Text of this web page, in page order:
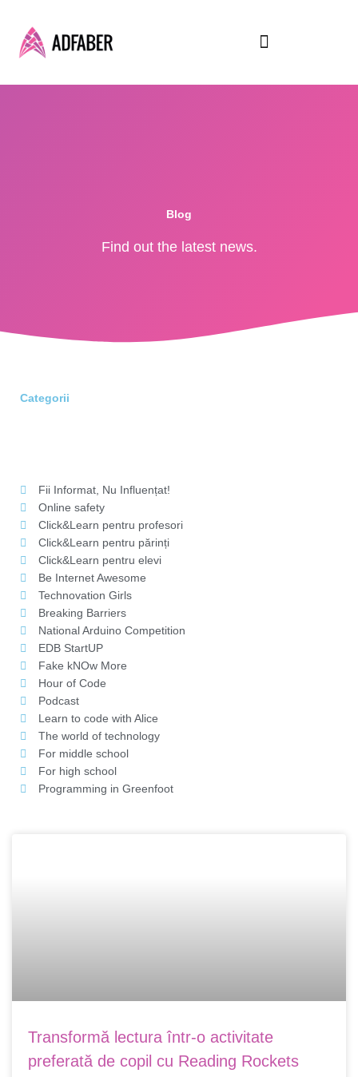
content
Blog
Find out the latest news.
Categorii
Fii Informat, Nu Influențat!
Online safety
Click&Learn pentru profesori
Click&Learn pentru părinți
Click&Learn pentru elevi
Be Internet Awesome
Technovation Girls
Breaking Barriers
National Arduino Competition
EDB StartUP
Fake kNOw More
Hour of Code
Podcast
Learn to code with Alice
The world of technology
For middle school
For high school
Programming in Greenfoot
Transformă lectura într-o activitate
preferată de copil cu Reading Rockets